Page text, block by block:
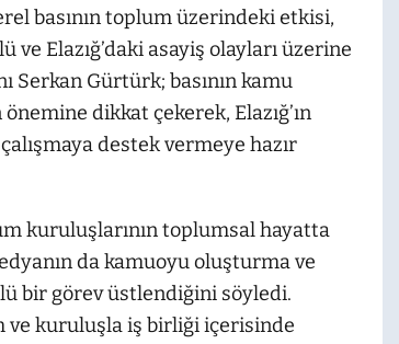
basının toplum üzerindeki etkisi,
Elazığ’daki asayiş olayları üzerine
Serkan Gürtürk; basının kamu
dikkat çekerek, Elazığ’ın
destek vermeye hazır
kuruluşlarının toplumsal hayatta
da kamuoyu oluşturma ve
bir görev üstlendiğini söyledi.
ve kuruluşla iş birliği içerisinde